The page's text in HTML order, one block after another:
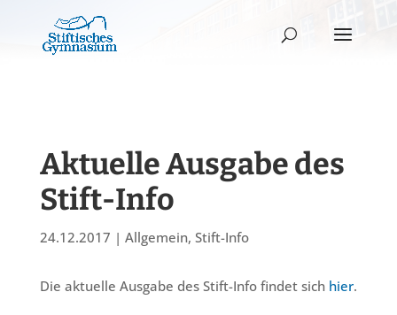
Aktuelle Ausgabe des
Stift-Info
24.12.2017 | Allgemein, Stift-Info
Die aktuelle Ausgabe des Stift-Info findet sich hier.